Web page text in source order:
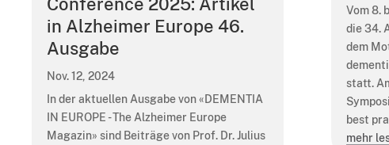
in Alzheimer Europe 46.
Ausgabe
Nov. 12, 2024
In der aktuellen Ausgabe von «DEMENTIA
IN EUROPE - The Alzheimer Europe
Magazin» sind Beiträge von Prof. Dr. Julius
Vom 8.
die 34.
dem
statt.
best
mehr